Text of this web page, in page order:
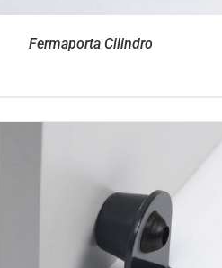
Fermaporta Cilindro